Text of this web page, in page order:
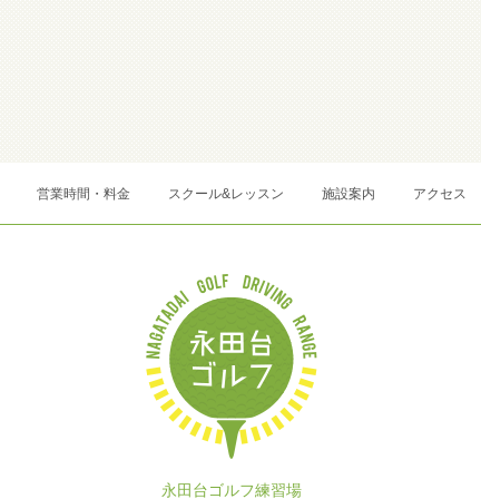
営業時間・料金 スクール&レッスン 施設案内 アクセス
永田台ゴルフ練習場